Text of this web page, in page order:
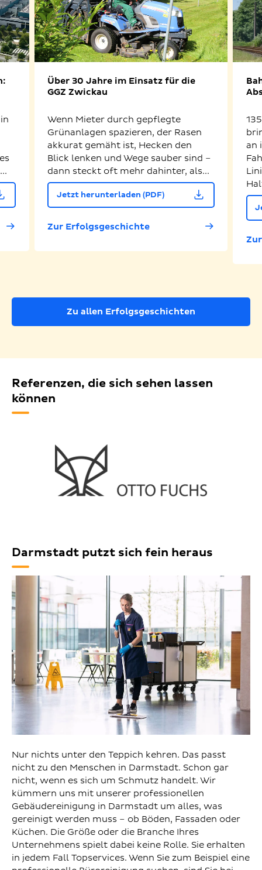
Über 30 Jahre im Einsatz für die
GGZ Zwickau
Wenn Mieter durch gepflegte
Grünanlagen spazieren, der Rasen
akkurat gemäht ist, Hecken den
Blick lenken und Wege sauber sind –
dann steckt oft mehr dahinter, als...
Jetzt herunterladen (PDF)
Zur Erfolgsgeschichte
an
Zu allen Erfolgsgeschichten
Referenzen, die sich sehen lassen
können
Darmstadt putzt sich fein heraus
Nur nichts unter den Teppich kehren. Das passt
nicht zu den Menschen in Darmstadt. Schon gar
nicht, wenn es sich um Schmutz handelt. Wir
kümmern uns mit unserer professionellen
Gebäudereinigung in Darmstadt um alles, was
gereinigt werden muss – ob Böden, Fassaden oder
Küchen. Die Größe oder die Branche Ihres
Unternehmens spielt dabei keine Rolle. Sie erhalten
in jedem Fall Topservices. Wenn Sie zum Beispiel eine